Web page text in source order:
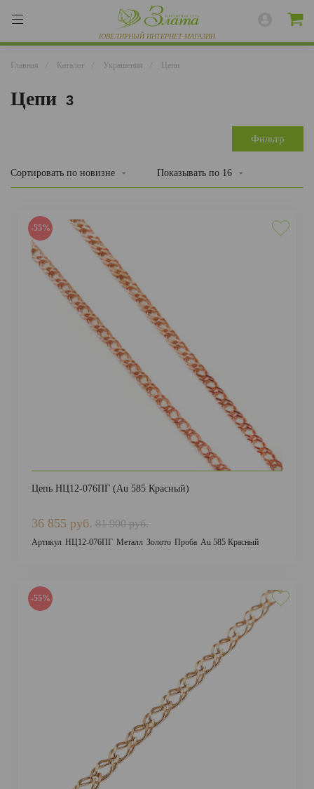
ВЕСЬ КАТАЛОГ
ПОДВЕСКИ
ЦЕПИ
ДОСТАВКА И ОПЛАТА
Главная Каталог Украшения Цепи
Цепи 3
Фильтр
Сортировать по новизне Показывать по 16
-55%
Цепь НЦ12-076ПГ (Au 585 Красный)
36 855 руб. 81 900 руб.
Артикул НЦ12-076ПГ Металл Золото Проба Au 585 Красный
-55%